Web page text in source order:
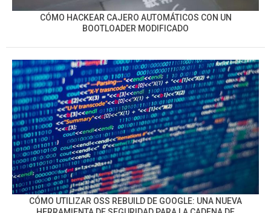
CÓMO HACKEAR CAJERO AUTOMÁTICOS CON UN
BOOTLOADER MODIFICADO
CÓMO UTILIZAR OSS REBUILD DE GOOGLE: UNA NUEVA